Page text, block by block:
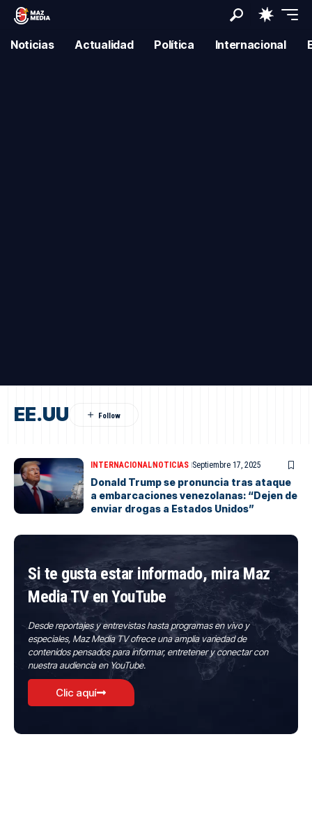
Noticias Actualidad Política Internacional
EE.UU
INTERNACIONALNOTICIAS Septiembre 17, 2025
Donald Trump se pronuncia tras ataque
a embarcaciones venezolanas: “Dejen de
enviar drogas a Estados Unidos”
Si te gusta estar informado, mira Maz
Media TV en YouTube
Desde reportajes y entrevistas hasta programas en vivo y
especiales, Maz Media TV ofrece una amplia variedad de
contenidos pensados para informar, entretener y conectar con
nuestra audiencia en YouTube.
Clic aquí